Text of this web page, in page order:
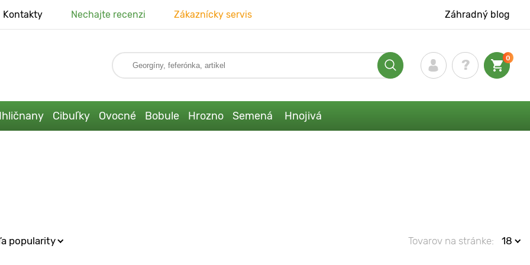
Kontakty Nechajte recenzi Zákaznícky servis Záhradný blog
0
Ihličnany Cibuľky Ovocné Bobule Hrozno Semená Hnojivá
popularity Tovarov na stránke: 18